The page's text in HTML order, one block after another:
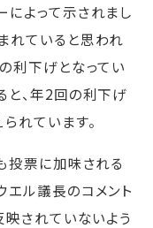
よって示されまし
れていると思われ
利下げとなってい
と、年2回の利下げ
れています。
投票に加味される
エル議長のコメント
されていないよう